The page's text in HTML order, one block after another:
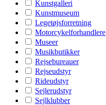
Kunstgalleri
Kunstmuseum
Legetøjsforretning
Motorcykelforhandlere
Museer
Musikbutikker
Rejsebureauer
Rejseudstyr
Rideudstyr
Sejlerudstyr
Sejlklubber